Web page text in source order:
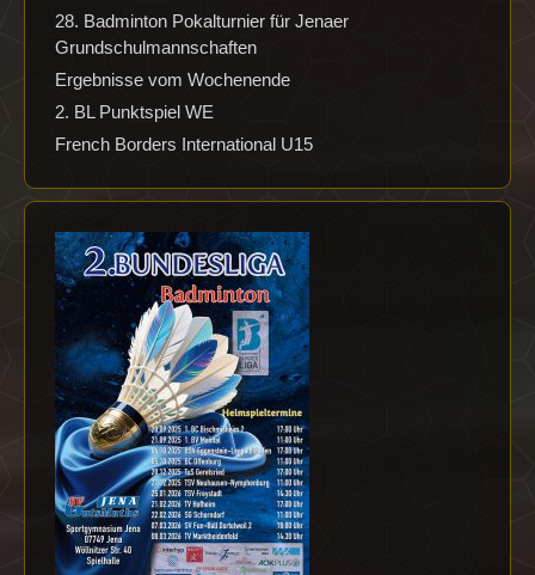
28. Badminton Pokalturnier für Jenaer
Grundschulmannschaften
Ergebnisse vom Wochenende
2. BL Punktspiel WE
French Borders International U15